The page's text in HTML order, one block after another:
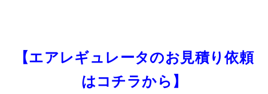
【エアレギュレータのお見積り依頼
はコチラから】